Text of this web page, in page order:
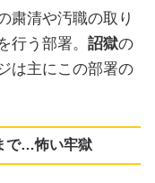
粛清や汚職の取り
行う部署。 詔獄の
は主にこの部署の
で…怖い牢獄